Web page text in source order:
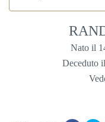
Nato il
Deceduto